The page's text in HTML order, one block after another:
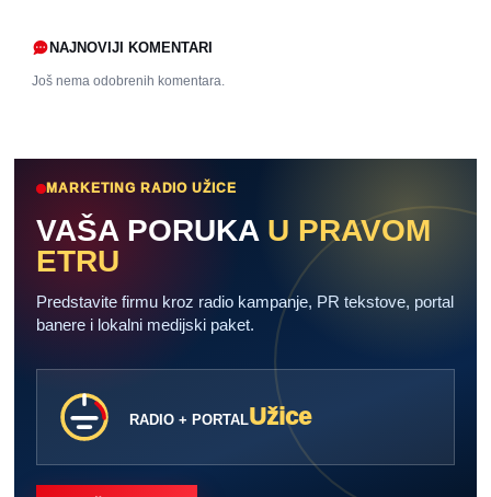
NAJNOVIJI KOMENTARI
Još nema odobrenih komentara.
MARKETING RADIO UŽICE
VAŠA PORUKA U PRAVOM
ETRU
Predstavite firmu kroz radio kampanje, PR tekstove, portal
banere i lokalni medijski paket.
RADIO + PORTALUžice